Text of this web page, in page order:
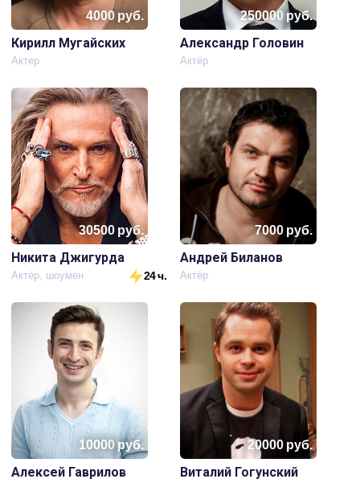
4000руб.
Кирилл Мугайских
Актер
250000 руб.
Александр Головин
Актёр
30500руб.
Никита Джигурда
Актёр, шоумен 24 ч.
7000руб.
Андрей Биланов
Актёр
10000руб.
Алексей Гаврилов
20000руб.
Виталий Гогунский